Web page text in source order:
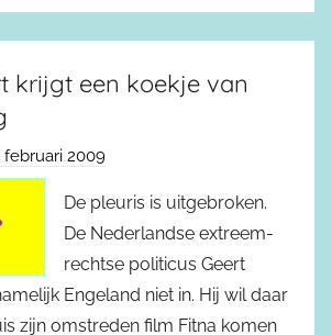
krijgt een koekje van
februari 2009
De pleuris is uitgebroken.
De Nederlandse extreem-
rechtse politicus Geert
Engeland niet in. Hij wil daar
zijn omstreden film Fitna komen